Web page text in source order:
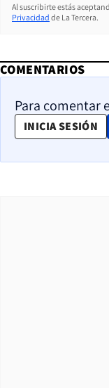
Al suscribirte estás
Privacidad de La Tercera.
COMENTARIOS
Para comentar
INICIA SESIÓN